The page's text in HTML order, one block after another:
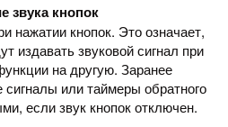
звука кнопок
нажатии кнопок. Это означает,
издавать звуковой сигнал при
на другую. Заранее
или таймеры обратного
если звук кнопок отключен.